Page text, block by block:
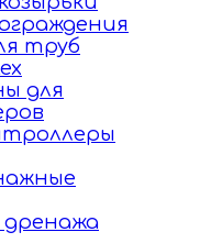
труб
для